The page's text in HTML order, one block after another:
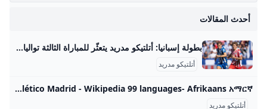
أحدث المقالات
بطولة إسبانيا: أتلتيكو مدريد يتعثّر للمباراة الثالثة تواليا Mosaique FM بطولة إسبانيا: أتلتيكو مدريد يتعثّر للمباراة الثالثة تواليا
أتلتيكو مدريد
Atlético Madrid - Wikipedia 99 languages- Afrikaans አማርኛ العربية Aragonés Asturianu Azərbaycanca تۆرکجه Basa Bali বাংলা Башҡортса Беларуская Бел
أتلتيكو مدريد